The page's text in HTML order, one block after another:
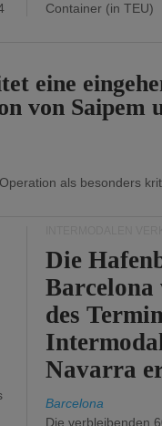
Container (in TEU)
eine
von Saipem
als besonders
Die
des
Navarra
Barcelona
Die verbleibenden